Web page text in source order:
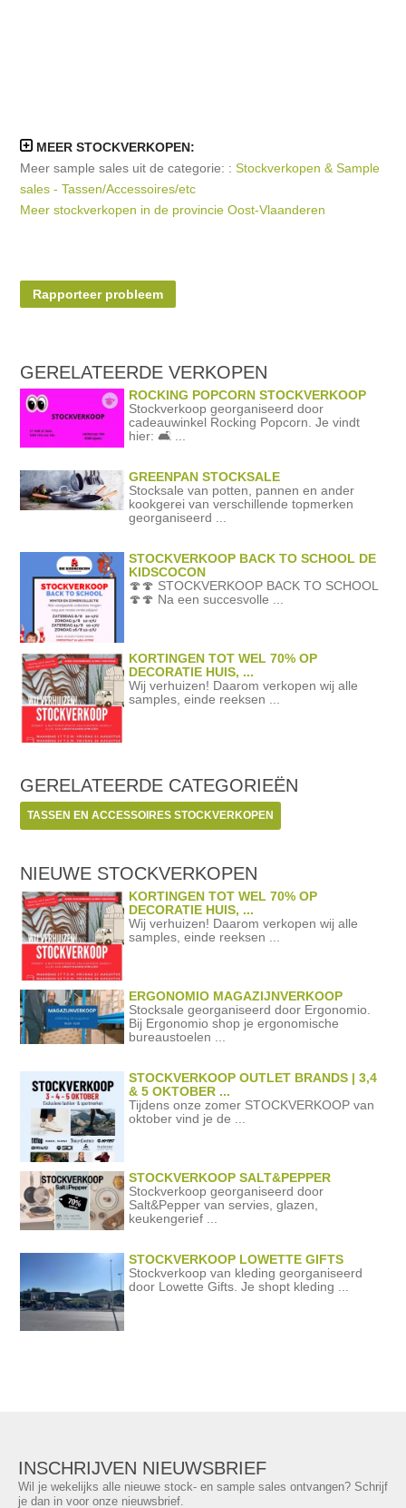
MEER STOCKVERKOPEN:
Meer sample sales uit de categorie: :Stockverkopen & Sample
sales - Tassen/Accessoires/etc
Meer stockverkopen in de provincie Oost-Vlaanderen
Rapporteer probleem
GERELATEERDEVERKOPEN
ROCKING POPCORN STOCKVERKOOP
Stockverkoop georganiseerd door
cadeauwinkel Rocking Popcorn. Je vindt
hier: 🛋️ ...
GREENPAN STOCKSALE
Stocksale van potten, pannen en ander
kookgerei van verschillende topmerken
georganiseerd ...
STOCKVERKOOP BACK TO SCHOOL DE
KIDSCOCON
🍄🍄 STOCKVERKOOP BACK TO SCHOOL
🍄🍄 Na een succesvolle ...
KORTINGEN TOT WEL 70% OP
DECORATIE HUIS, ...
Wij verhuizen! Daarom verkopen wij alle
samples, einde reeksen ...
GERELATEERDE CATEGORIEËN
TASSEN EN ACCESSOIRES STOCKVERKOPEN
NIEUWE STOCKVERKOPEN
KORTINGEN TOT WEL 70% OP
DECORATIE HUIS, ...
Wij verhuizen! Daarom verkopen wij alle
samples, einde reeksen ...
ERGONOMIO MAGAZIJNVERKOOP
Stocksale georganiseerd door Ergonomio.
Bij Ergonomio shop je ergonomische
bureaustoelen ...
STOCKVERKOOP OUTLET BRANDS | 3,4
& 5 OKTOBER ...
Tijdens onze zomer STOCKVERKOOP van
oktober vind je de ...
STOCKVERKOOP SALT&PEPPER
Stockverkoop georganiseerd door
Salt&Pepper van servies, glazen,
keukengerief ...
STOCKVERKOOP LOWETTE GIFTS
Stockverkoop van kleding georganiseerd
door Lowette Gifts. Je shopt kleding ...
INSCHRIJVEN NIEUWSBRIEF
Wil je wekelijks alle nieuwe stock- en sample sales ontvangen? Schrijf
je dan in voor onze nieuwsbrief.